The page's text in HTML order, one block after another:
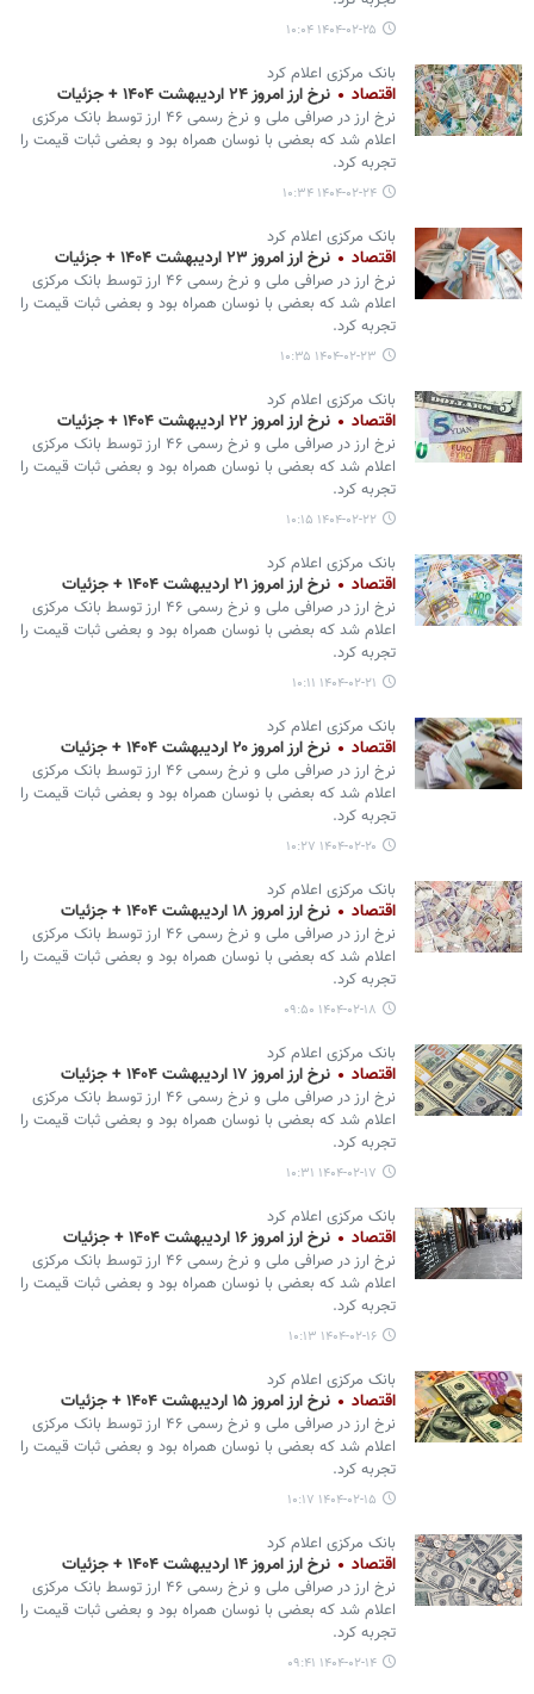
۱۴۰۴-۰۲-۲۵ ۱۰:۰۴
بانک مرکزی اعلام کرد
اقتصاد نرخ ارز امروز ۲۴ اردیبهشت ۱۴۰۴ + جزئیات
نرخ ارز در صرافی ملی و نرخ رسمی ۴۶ ارز توسط بانک مرکزی
اعلام شد که بعضی با نوسان همراه بود و بعضی ثبات قیمت را
تجربه کرد.
۱۴۰۴-۰۲-۲۴ ۱۰:۳۴
بانک مرکزی اعلام کرد
اقتصاد نرخ ارز امروز ۲۳ اردیبهشت ۱۴۰۴ + جزئیات
نرخ ارز در صرافی ملی و نرخ رسمی ۴۶ ارز توسط بانک مرکزی
اعلام شد که بعضی با نوسان همراه بود و بعضی ثبات قیمت را
تجربه کرد.
۱۴۰۴-۰۲-۲۳ ۱۰:۳۵
بانک مرکزی اعلام کرد
اقتصاد نرخ ارز امروز ۲۲ اردیبهشت ۱۴۰۴ + جزئیات
نرخ ارز در صرافی ملی و نرخ رسمی ۴۶ ارز توسط بانک مرکزی
اعلام شد که بعضی با نوسان همراه بود و بعضی ثبات قیمت را
تجربه کرد.
۱۴۰۴-۰۲-۲۲ ۱۰:۱۵
بانک مرکزی اعلام کرد
اقتصاد نرخ ارز امروز ۲۱ اردیبهشت ۱۴۰۴ + جزئیات
نرخ ارز در صرافی ملی و نرخ رسمی ۴۶ ارز توسط بانک مرکزی
اعلام شد که بعضی با نوسان همراه بود و بعضی ثبات قیمت را
تجربه کرد.
۱۴۰۴-۰۲-۲۱ ۱۰:۱۱
بانک مرکزی اعلام کرد
اقتصاد نرخ ارز امروز ۲۰ اردیبهشت ۱۴۰۴ + جزئیات
نرخ ارز در صرافی ملی و نرخ رسمی ۴۶ ارز توسط بانک مرکزی
اعلام شد که بعضی با نوسان همراه بود و بعضی ثبات قیمت را
تجربه کرد.
۱۴۰۴-۰۲-۲۰ ۱۰:۲۷
بانک مرکزی اعلام کرد
اقتصاد نرخ ارز امروز ۱۸ اردیبهشت ۱۴۰۴ + جزئیات
نرخ ارز در صرافی ملی و نرخ رسمی ۴۶ ارز توسط بانک مرکزی
اعلام شد که بعضی با نوسان همراه بود و بعضی ثبات قیمت را
تجربه کرد.
۱۴۰۴-۰۲-۱۸ ۰۹:۵۰
بانک مرکزی اعلام کرد
اقتصاد نرخ ارز امروز ۱۷ اردیبهشت ۱۴۰۴ + جزئیات
نرخ ارز در صرافی ملی و نرخ رسمی ۴۶ ارز توسط بانک مرکزی
اعلام شد که بعضی با نوسان همراه بود و بعضی ثبات قیمت را
تجربه کرد.
۱۴۰۴-۰۲-۱۷ ۱۰:۳۱
بانک مرکزی اعلام کرد
اقتصاد نرخ ارز امروز ۱۶ اردیبهشت ۱۴۰۴ + جزئیات
نرخ ارز در صرافی ملی و نرخ رسمی ۴۶ ارز توسط بانک مرکزی
اعلام شد که بعضی با نوسان همراه بود و بعضی ثبات قیمت را
تجربه کرد.
۱۴۰۴-۰۲-۱۶ ۱۰:۱۳
بانک مرکزی اعلام کرد
اقتصاد نرخ ارز امروز ۱۵ اردیبهشت ۱۴۰۴ + جزئیات
نرخ ارز در صرافی ملی و نرخ رسمی ۴۶ ارز توسط بانک مرکزی
اعلام شد که بعضی با نوسان همراه بود و بعضی ثبات قیمت را
تجربه کرد.
۱۴۰۴-۰۲-۱۵ ۱۰:۱۷
بانک مرکزی اعلام کرد
اقتصاد نرخ ارز امروز ۱۴ اردیبهشت ۱۴۰۴ + جزئیات
نرخ ارز در صرافی ملی و نرخ رسمی ۴۶ ارز توسط بانک مرکزی
اعلام شد که بعضی با نوسان همراه بود و بعضی ثبات قیمت را
تجربه کرد.
۱۴۰۴-۰۲-۱۴ ۰۹:۴۱